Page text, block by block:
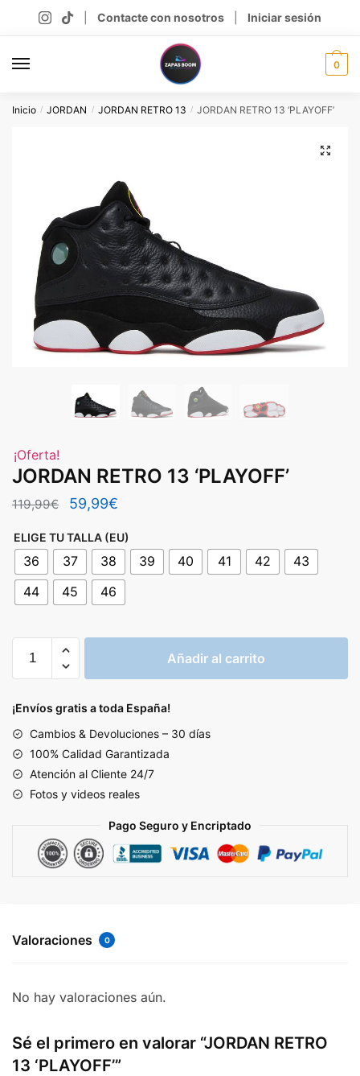
Contacte con nosotros Iniciar sesión
0
Inicio / JORDAN / JORDAN RETRO 13 / JORDAN RETRO 13 ‘PLAYOFF’
🔍
¡Oferta!
JORDAN RETRO 13 ‘PLAYOFF’
119,99€
El
original
era:
119,99€.
59,99€
actual
es:
ELIGE TU TALLA (EU)
36 37 38 39 40 41 42
43
44
45 46
RETRO
'PLAYOFF'
Añadir al carrito
¡Envíos gratis a toda España!
Cambios & Devoluciones – 30 días
100% Calidad Garantizada
Atención al Cliente 24/7
Fotos y videos reales
Pago Seguro y Encriptado
Valoraciones 0
No hay valoraciones aún.
Sé el primero en valorar “JORDAN RETRO
13 ‘PLAYOFF’”